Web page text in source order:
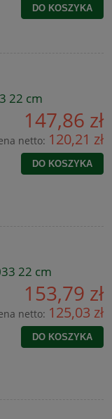
DO KOSZYKA
22 cm
147,86 zł
netto: 120,21 zł
DO KOSZYKA
22 cm
153,79 zł
netto: 125,03 zł
DO KOSZYKA